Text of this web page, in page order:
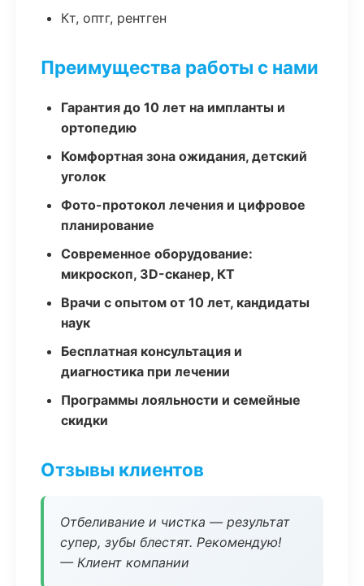
Кт, оптг, рентген
Преимущества работы с нами
Гарантия до 10 лет на импланты и
ортопедию
Комфортная зона ожидания, детский
уголок
Фото-протокол лечения и цифровое
планирование
Современное оборудование:
микроскоп, 3D-сканер, КТ
Врачи с опытом от 10 лет, кандидаты
наук
Бесплатная консультация и
диагностика при лечении
Программы лояльности и семейные
скидки
Отзывы клиентов
Отбеливание и чистка — результат
супер, зубы блестят. Рекомендую!
— Клиент компании